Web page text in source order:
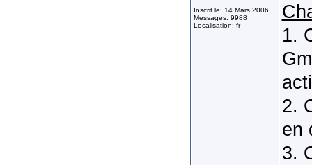
Inscrit le: 14 Mars 2006
Messages: 9988
Localisation: fr
1.
2.
en
3.